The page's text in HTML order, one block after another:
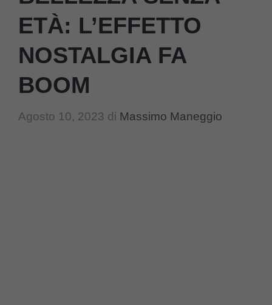
ETÀ: L’EFFETTO
NOSTALGIA FA
BOOM
Agosto 10, 2023 di Massimo Maneggio